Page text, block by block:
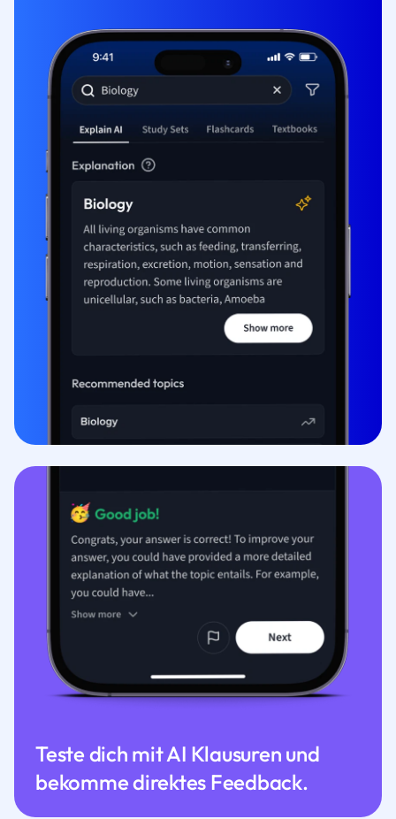
Teste dich mit AI Klausuren und
bekomme direktes Feedback.